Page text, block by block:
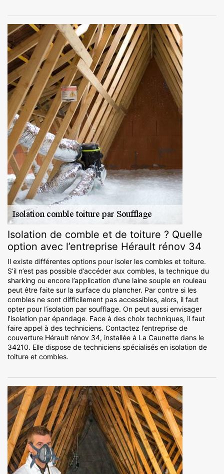
Isolation de comble et de toiture ? Quelle
option avec l’entreprise Hérault rénov 34
Il existe différentes options pour isoler les combles et toiture.
S’il n’est pas possible d’accéder aux combles, la technique du
sharking ou encore l’application d’une laine souple en rouleau
peut être faite sur la surface du plancher. Par contre si les
combles ne sont difficilement pas accessibles, alors, il faut
opter pour l’isolation par soufflage. On peut aussi envisager
l’isolation par épandage. Face à des choix techniques, il faut
faire appel à des techniciens. Contactez l’entreprise de
couverture Hérault rénov 34, installée à La Caunette dans le
34210. Elle dispose de techniciens spécialisés en isolation de
toiture et combles.